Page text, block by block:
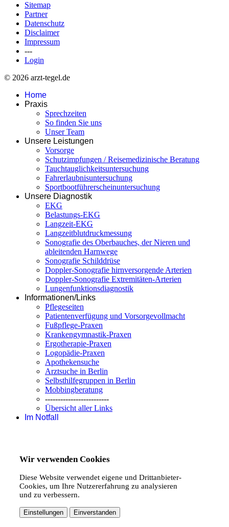
Sitemap
Partner
Datenschutz
Disclaimer
Impressum
---
Login
© 2026 arzt-tegel.de
Home
Praxis
Sprechzeiten
So finden Sie uns
Unser Team
Unsere Leistungen
Vorsorge
Schutzimpfungen / Reisemedizinische Beratung
Tauchtauglichkeitsuntersuchung
Fahrerlaubnisuntersuchung
Sportbootführerscheinuntersuchung
Unsere Diagnostik
EKG
Belastungs-EKG
Langzeit-EKG
Langzeitblutdruckmessung
Sonografie des Oberbauches, der Nieren und
ableitenden Harnwege
Sonografie Schilddrüse
Doppler-Sonografie hirnversorgende Arterien
Doppler-Sonografie Extremitäten-Arterien
Lungenfunktionsdiagnostik
Informationen/Links
Pflegeseiten
Patientenverfügung und Vorsorgevollmacht
Fußpflege-Praxen
Krankengymnastik-Praxen
Ergotherapie-Praxen
Logopädie-Praxen
Apothekensuche
Arztsuche in Berlin
Selbsthilfegruppen in Berlin
Mobbingberatung
-------------------------
Übersicht aller Links
Im Notfall
Wir verwenden Cookies
Diese Website verwendet eigene und Drittanbieter-
Cookies, um Ihre Nutzererfahrung zu analysieren
und zu verbessern.
Einstellungen Einverstanden